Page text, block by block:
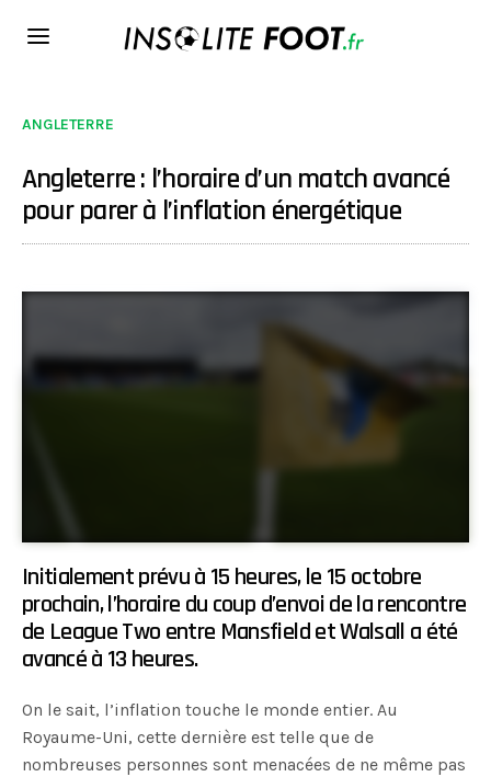
ANGLETERRE
Angleterre : l’horaire d’un match avancé
pour parer à l’inflation énergétique
Initialement prévu à 15 heures, le 15 octobre
prochain, l’horaire du coup d’envoi de la rencontre
de League Two entre Mansfield et Walsall a été
avancé à 13 heures.
On le sait, l’inflation touche le monde entier. Au
Royaume-Uni, cette dernière est telle que de
nombreuses personnes sont menacées de ne même pas